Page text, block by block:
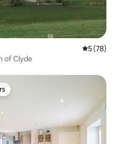
5 (78)
of Clyde
plus appréciés